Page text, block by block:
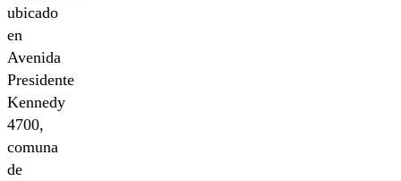
ubicado
en
Avenida
Presidente
Kennedy
4700,
comuna
de